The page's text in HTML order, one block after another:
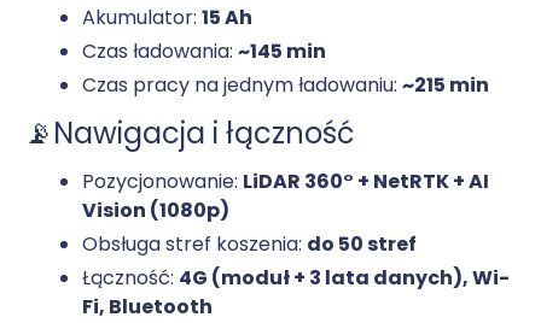
Akumulator: 15 Ah
Czas ładowania: ~145 min
Czas pracy na jednym ładowaniu: ~215 min
📡Nawigacja i łączność
Pozycjonowanie: LiDAR 360° + NetRTK + AI
Vision (1080p)
Obsługa stref koszenia: do 50 stref
Łączność: 4G (moduł + 3 lata danych), Wi-
Fi, Bluetooth